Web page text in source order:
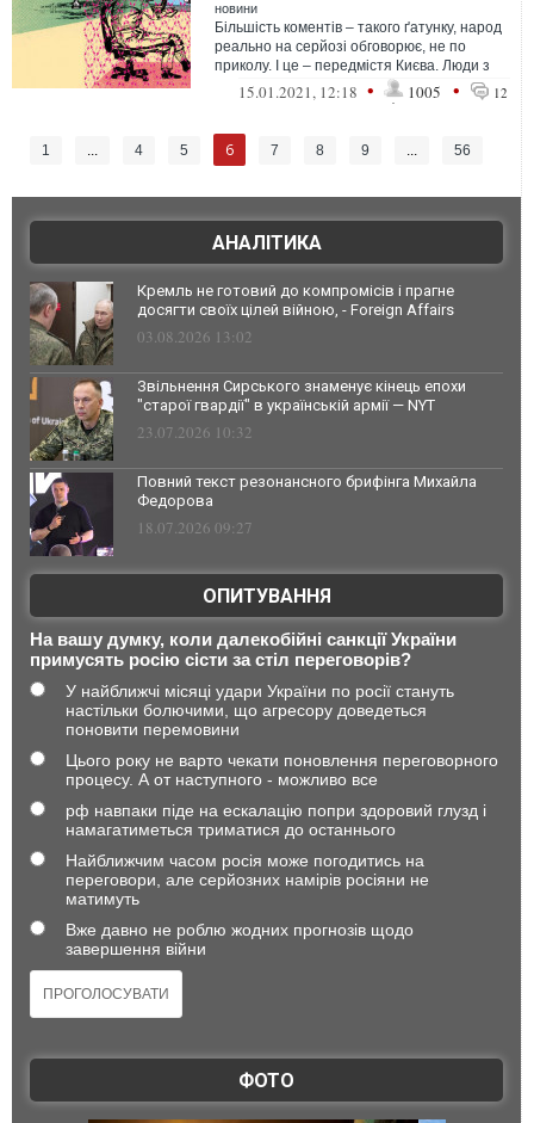
новини
Більшість коментів – такого ґатунку, народ
реально на серйозі обговорює, не по
приколу. І це – передмістя Києва. Люди з
компами, тобто хоч з якимось з...
15.01.2021, 12:18 • 1005 • 12
1 ... 4 5 6 7 8 9 ... 56
АНАЛІТИКА
Кремль не готовий до компромісів і прагне
досягти своїх цілей війною, - Foreign Affairs
03.08.2026 13:02
Звільнення Сирського знаменує кінець епохи
"старої гвардії" в українській армії — NYT
23.07.2026 10:32
Повний текст резонансного брифінга Михайла
Федорова
18.07.2026 09:27
ОПИТУВАННЯ
На вашу думку, коли далекобійні санкції України
примусять росію сісти за стіл переговорів?
У найближчі місяці удари України по росії стануть
настільки болючими, що агресору доведеться
поновити перемовини
Цього року не варто чекати поновлення переговорного
процесу. А от наступного - можливо все
рф навпаки піде на ескалацію попри здоровий глузд і
намагатиметься триматися до останнього
Найближчим часом росія може погодитись на
переговори, але серйозних намірів росіяни не
матимуть
Вже давно не роблю жодних прогнозів щодо
завершення війни
ФОТО